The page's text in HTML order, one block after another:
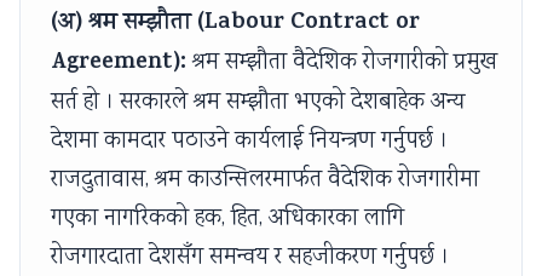
(अ) श्रम सम्झौता (Labour Contract or
Agreement):श्रम सम्झौता वैदेशिक रोजगारीको प्रमुख
सर्त हो । सरकारले श्रम सम्झौता भएको देशबाहेक अन्य
देशमा कामदार पठाउने कार्यलाई नियन्त्रण गर्नुपर्छ ।
राजदुतावास, श्रम काउन्सिलरमार्फत वैदेशिक रोजगारीमा
गएका नागरिकको हक, हित, अधिकारका लागि
रोजगारदाता देशसँग समन्वय र सहजीकरण गर्नुपर्छ ।